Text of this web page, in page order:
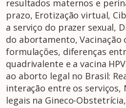
resultados maternos e
prazo, Erotização virtual,
a serviço do prazer sexual,
do abortamento, Vacinação
formulações, diferenças
quadrivalente e a vacina
ao aborto legal no Brasil:
interação entre os serviços,
legais na Gineco-